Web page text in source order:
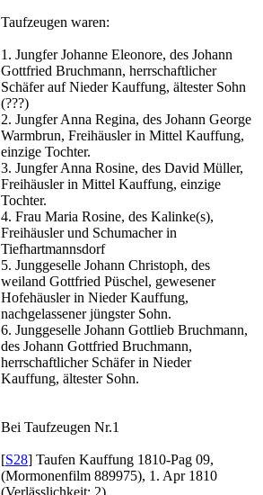
Taufzeugen waren:
1. Jungfer Johanne Eleonore, des Johann
Gottfried Bruchmann, herrschaftlicher
Schäfer auf Nieder Kauffung, ältester Sohn
(???)
2. Jungfer Anna Regina, des Johann George
Warmbrun, Freihäusler in Mittel Kauffung,
einzige Tochter.
3. Jungfer Anna Rosine, des David Müller,
Freihäusler in Mittel Kauffung, einzige
Tochter.
4. Frau Maria Rosine, des Kalinke(s),
Freihäusler und Schumacher in
Tiefhartmannsdorf
5. Junggeselle Johann Christoph, des
weiland Gottfried Püschel, gewesener
Hofehäusler in Nieder Kauffung,
nachgelassener jüngster Sohn.
6. Junggeselle Johann Gottlieb Bruchmann,
des Johann Gottfried Bruchmann,
herrschaftlicher Schäfer in Nieder
Kauffung, ältester Sohn.
Bei Taufzeugen Nr.1
[S28] Taufen Kauffung 1810-Pag 09,
(Mormonenfilm 889975), 1. Apr 1810
(Verlässlichkeit: 2).